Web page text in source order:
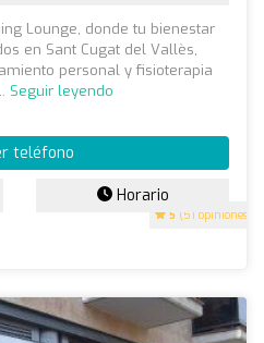
5 (51 opiniones)
Lounge, donde tu bienestar
en Sant Cugat del Vallès,
personal y fisioterapia
Seguir leyendo
teléfono
Horario